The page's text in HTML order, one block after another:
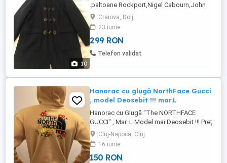
10
.paltoane Rockport,Nigel Cabourn,John
Rocha,H&M,Clockhouse toate sunt
marimea L.pretul este pe o
bucata.vizualizati anunțurile mele unde se
găsesc numai produse originale.
Craiova, Dolj
23 iunie
299 RON
Telefon validat
Hanorac cu glugă NorthFace Gucci
, model Deosebit !!! mar.L
Hanorac cu Glugă "The NORTHFACE
GUCCI" , Mar. L Model mai Deosebit !!! Preț
150 lei. Orice produs se vinde Doar Aici
local cu PROBA . Fără trimis în țară și fără
Negocieri
Cluj-Napoca, Cluj
16 iunie
150 RON